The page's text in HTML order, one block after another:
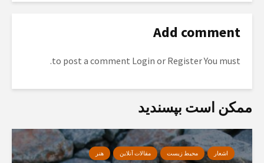
Add comment
You must
Register
Login
ممکن است بپسندید
اشعار محیط زیست مقالات آنلاین هنر